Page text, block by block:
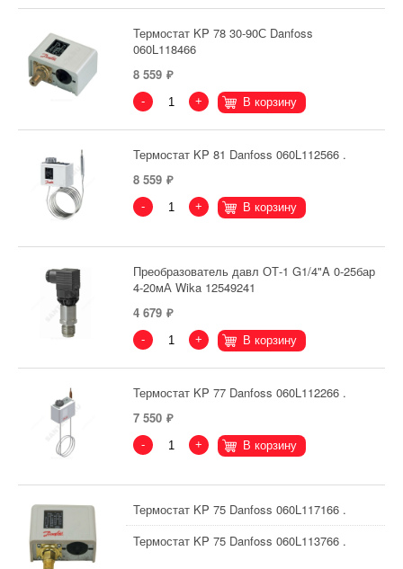
Термостат KP 78 30-90С Danfoss
060L118466
8 559
- + В корзину
Термостат KP 81 Danfoss 060L112566 .
8 559
- + В корзину
Преобразователь давл ОТ-1 G1/4"A 0-25бар
4-20мА Wika 12549241
4 679
- + В корзину
Термостат KP 77 Danfoss 060L112266 .
7 550
- + В корзину
Термостат KP 75 Danfoss 060L117166 .
Термостат KP 75 Danfoss 060L113766 .